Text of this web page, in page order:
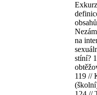
na
stíní?
119 //